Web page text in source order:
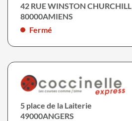
42 RUE WINSTON CHURCHILL
80000AMIENS
Fermé
5 place de la Laiterie
49000ANGERS